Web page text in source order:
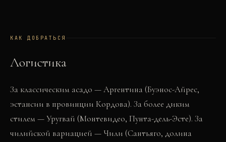
КАК ДОБРАТЬСЯ
Логистика
За классическим асадо — Аргентина (Буэнос-Айрес,
эстансии в провинции Кордова). За более диким
стилем — Уругвай (Монтевидео, Пунта-дель-Эсте). За
чилийской вариацией — Чили (Сантьяго, долина